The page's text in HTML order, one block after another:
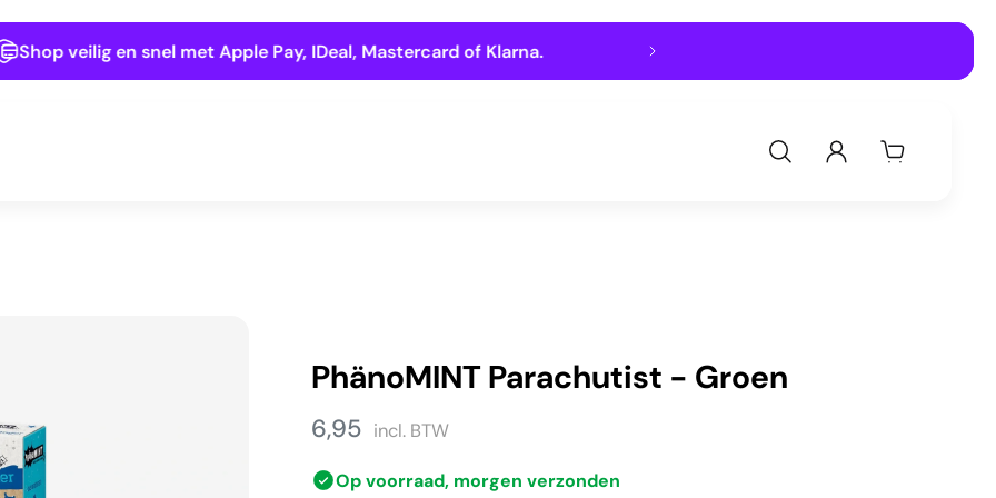
Shop veilig en snel met Apple Pay, IDeal, Mastercard of Klarna.
PhänoMINT Parachutist - Groen
6,95 incl. BTW
Op voorraad, morgen verzonden